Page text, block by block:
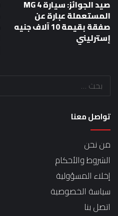
صيد الجوائز: سيارة MG 4
المستعملة عبارة عن
صفقة بقيمة 10 آلاف جنيه
إسترليني
تواصل معنا
من نحن
الشروط والأحكام
إخلاء المسؤولية
سياسة الخصوصية
اتصل بنا